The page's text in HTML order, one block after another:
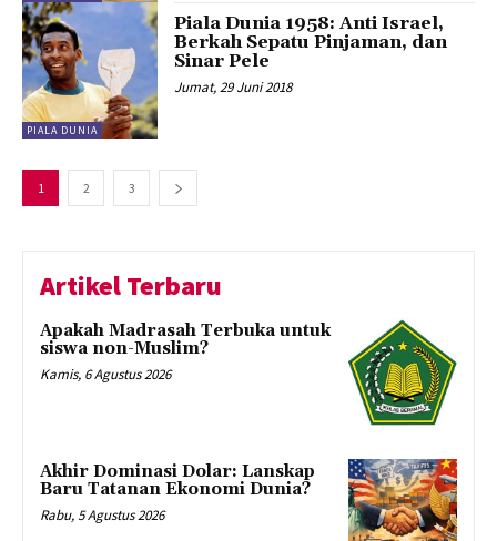
PIALA DUNIA
Piala Dunia 1958: Anti Israel,
Berkah Sepatu Pinjaman, dan
Sinar Pele
Jumat, 29 Juni 2018
1 2 3
Artikel Terbaru
Apakah Madrasah Terbuka untuk
siswa non-Muslim?
Kamis, 6 Agustus 2026
Akhir Dominasi Dolar: Lanskap
Baru Tatanan Ekonomi Dunia?
Rabu, 5 Agustus 2026